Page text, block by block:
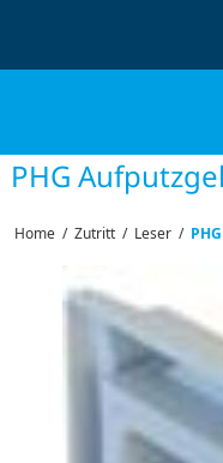
PHG
Home / Zutritt / Leser /